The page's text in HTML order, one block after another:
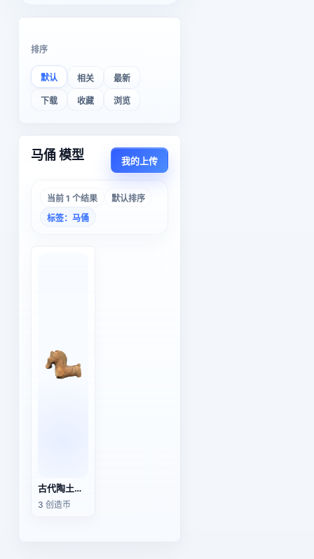
排序
默认 相关 最新
下载 收藏 浏览
马俑 模型 我的上传
当前 1 个结果
默认排序
标签：马俑
古代陶土马雕像
3 创造币